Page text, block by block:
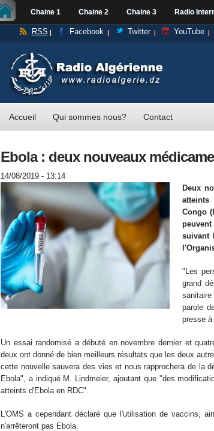
Chaine 1 Chaine 2 Chaine 3 Radio
RSS Facebook Twitter YouTube
Accueil Qui sommes nous? Contact
Ebola : deux nouveaux
14/08/2019 - 13:14
Deux
Congo
suivant
"Les
grand
parole
presse
Un essai randomisé a débuté en novembre dernier et
deux ont donné de bien meilleurs résultats que les deux
cette nouvelle sauvera des vies et nous rapprochera de la
Ebola", a indiqué M. Lindmeier, ajoutant que "des
atteints d'Ebola en RDC".
L'OMS a cependant déclaré que l'utilisation de vaccins,
n'arrêteront pas Ebola.